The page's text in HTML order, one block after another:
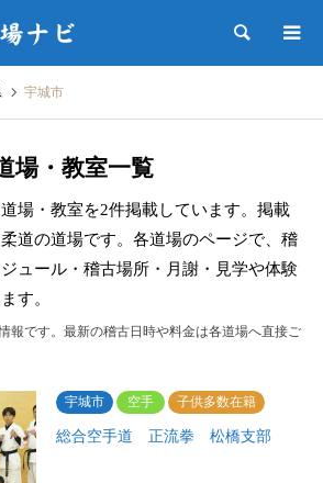
検索
宇城市
場・教室一覧
場・教室を2件掲載しています。掲載
道の道場です。各道場のページで、稽
ュール・稽古場所・月謝・見学や体験
す。
報です。最新の稽古日時や料金は各道場へ直接ご
宇城市 空手 子供多数在籍
総合空手道 正流拳 松橋支部